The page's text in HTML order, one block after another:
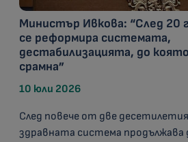
Министър Ивкова: “След 20
се реформира системата,
дестабилизацията, до
срамна”
10 юли 2026
След повече от две
здравната система продължава